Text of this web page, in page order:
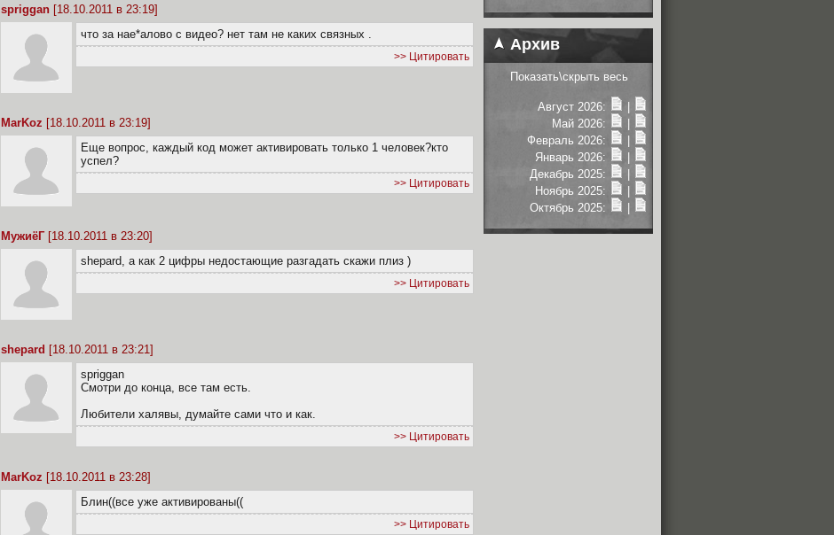
spriggan [18.10.2011 в 23:19]
что за нае*алово с видео? нет там не каких связных .
>> Цитировать
MarKoz [18.10.2011 в 23:19]
Еще вопрос, каждый код может активировать только 1 человек?кто
успел?
>> Цитировать
МужиёГ [18.10.2011 в 23:20]
shepard, а как 2 цифры недостающие разгадать скажи плиз )
>> Цитировать
shepard [18.10.2011 в 23:21]
spriggan
Смотри до конца, все там есть.
Любители халявы, думайте сами что и как.
>> Цитировать
MarKoz [18.10.2011 в 23:28]
Блин((все уже активированы((
>> Цитировать
Архив
Показать\скрыть весь
Август 2026:
Май 2026:
Февраль 2026:
Январь 2026:
Декабрь 2025:
Ноябрь 2025:
Октябрь 2025: